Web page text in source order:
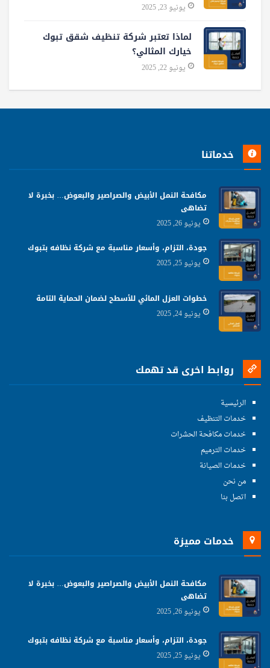
يونيو 23, 2025
لماذا تعتبر شركة تنظيف شقق تبوك
خيارك المثالي؟
يونيو 22, 2025
خدماتنا
مكافحة النمل الأبيض والصراصير والبعوض… بخبرة لا
تضاهى
يونيو 26, 2025
جودة، التزام، وأسعار مناسبة مع شركة نظافه بتبوك
يونيو 25, 2025
خطوات العزل المائي للأسطح لضمان الحماية التامة
يونيو 24, 2025
روابط اخرى قد تهمك
الرئيسية
خدمات التنظيف
خدمات مكافحة الحشرات
خدمات الترميم
خدمات الصيانة
من نحن
اتصل بنا
خدمات مميزة
مكافحة النمل الأبيض والصراصير والبعوض… بخبرة لا
تضاهى
يونيو 26, 2025
جودة، التزام، وأسعار مناسبة مع شركة نظافه بتبوك
يونيو 25, 2025